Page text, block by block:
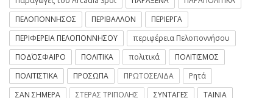
ΠΕΛΟΠΟΝΝΗΣΟΣ
ΠΕΡΙΒΑΛΛΟΝ
ΠΕΡΙΕΡΓΑ
ΠΕΡΙΦΕΡΕΙΑ ΠΕΛΟΠΟΝΝΗΣΟΥ
περιφέρεια Πελοποννήσου
ΠΟΔΌΣΦΑΙΡΟ
ΠΟΛΙΤΙΚΑ πολιτικά
ΠΟΛΙΤΙΣΜΟΣ
ΠΟΛΙΤΙΣΤΙΚΑ
ΠΡΟΣΩΠΑ ΠΡΩΤΟΣΕΛΙΔΑ
Ρητά
ΣΑΝ ΣΗΜΕΡΑ
ΣΤΕΡΑΣ ΤΡΙΠΟΛΗΣ ΣΥΝΤΑΓΕΣ
ΤΑΙΝΙΑ